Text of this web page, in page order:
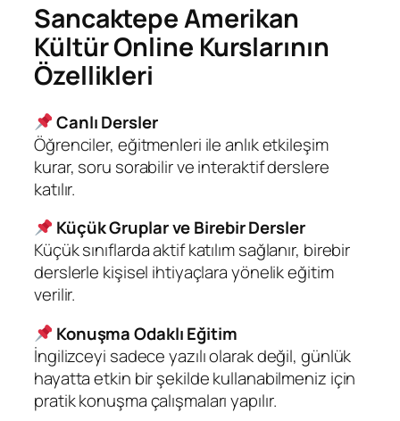
Sancaktepe Amerikan
Kültür Online Kurslarının
Özellikleri
Canlı Dersler
Öğrenciler, eğitmenleri ile anlık etkileşim
kurar, soru sorabilir ve interaktif derslere
katılır.
Küçük Gruplar ve Birebir Dersler
Küçük sınıflarda aktif katılım sağlanır, birebir
derslerle kişisel ihtiyaçlara yönelik eğitim
verilir.
Konuşma Odaklı Eğitim
İngilizceyi sadece yazılı olarak değil, günlük
hayatta etkin bir şekilde kullanabilmeniz için
pratik konuşma çalışmaları yapılır.